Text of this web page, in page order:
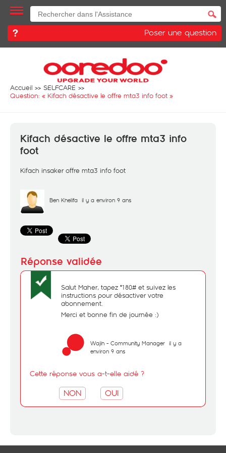
Poser une question
Accueil
SELFCARE
Question: « Kifach désactive le offre mta3 info foot »
Kifach désactive le offre mta3 info
foot
Kifach insaker offre mta3 info foot
Ben Khelifa il y a environ 9 ans
Salut Maher, tapez *180# et suivez les
instructions pour désactiver votre
abonnement.
Merci et bonne fin de journée :)
Wajih - Community Manager il y a
environ 9 ans
Cette réponse vous a-t-elle aidé ?
NON OUI